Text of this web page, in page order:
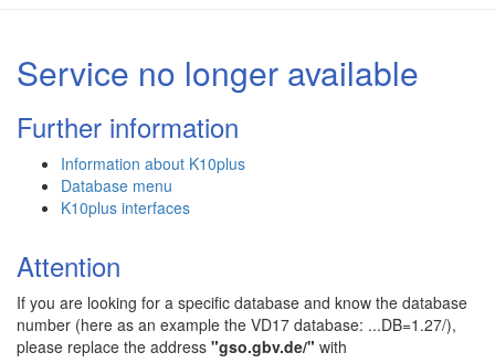
Service no longer available
Further information
Information about K10plus
Database menu
K10plus interfaces
Attention
If you are looking for a specific database and know the database
number (here as an example the VD17 database: ...DB=1.27/),
please replace the address "gso.gbv.de/" with